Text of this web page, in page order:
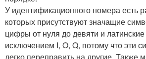
У идентификационного номера есть
которых присутствуют значащие
цифры от нуля до девяти и
исключением I, O, Q, потому что эти